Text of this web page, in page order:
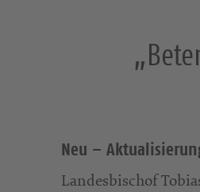
Neu –
Landesbischof